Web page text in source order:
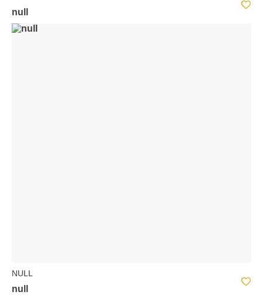
null
NULL
null